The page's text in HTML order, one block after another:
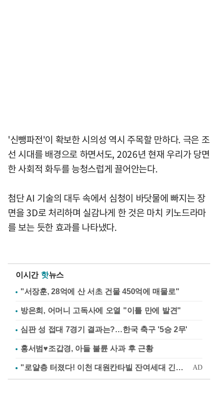
'신뺑파전'이 확보한 시의성 역시 주목할 만하다. 극은 조
선 시대를 배경으로 하면서도, 2026년 현재 우리가 당면
한 사회적 화두를 능청스럽게 끌어안는다.
첨단 AI 기술의 대두 속에서 심청이 바닷물에 빠지는 장
면을 3D로 처리하며 실감나게 한 것은 마치 키노드라마
를 보는 듯한 효과를 나타냈다.
이시간 핫뉴스
"서장훈, 28억에 산 서초 건물 450억에 매물로"
방은희, 어머니 고독사에 오열 "이틀 만에 발견"
심판 성 접대 7경기 결과는?…한국 축구 '5승 2무'
홍서범♥조갑경, 아들 불륜 사과 후 근황